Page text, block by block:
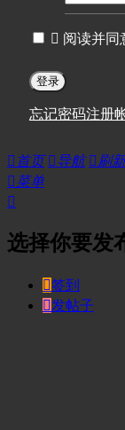
 阅读并同
登录
忘记密码注册
 首页 导航  刷新
菜单

选择你要发
签到
发帖子